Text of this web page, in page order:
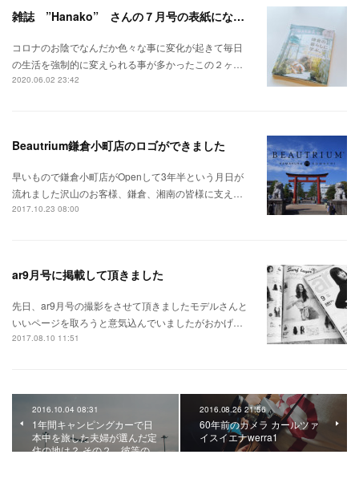
雑誌 ”Hanako” さんの７月号の表紙になりました 汗、、、
コロナのお陰でなんだか色々な事に変化が起きて毎日
の生活を強制的に変えられる事が多かったこの２ヶ…
2020.06.02 23:42
Beautrium鎌倉小町店のロゴができました
早いもので鎌倉小町店がOpenして3年半という月日が
流れました沢山のお客様、鎌倉、湘南の皆様に支え…
2017.10.23 08:00
ar9月号に掲載して頂きました
先日、ar9月号の撮影をさせて頂きましたモデルさんと
いいページを取ろうと意気込んでいましたがおかげ…
2017.08.10 11:51
2016.10.04 08:31
1年間キャンピングカーで日
本中を旅した夫婦が選んだ定
住の地は？ その２ 彼等の…
2016.08.26 21:56
60年前のカメラ カールツァ
イスイエナwerra1